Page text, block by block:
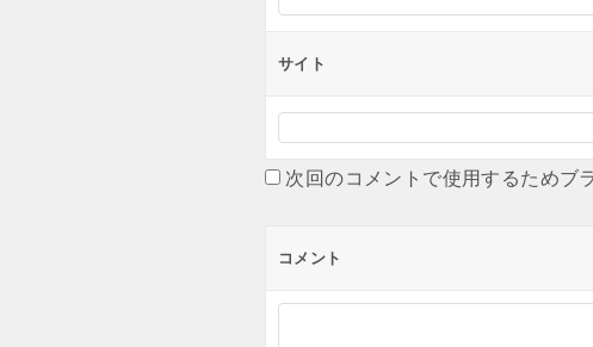
サイト
次回のコメントで使用するためブ
コメント